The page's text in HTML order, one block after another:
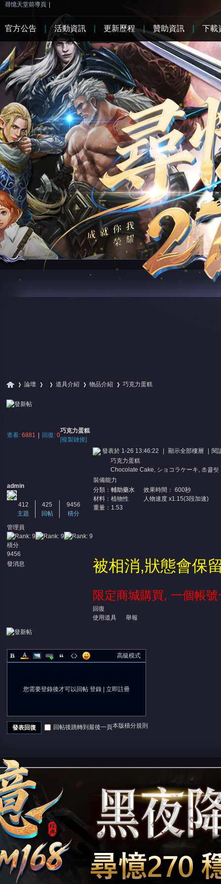
尋憶天堂前導頁
憶
堂
論壇 道具介紹
›
物品介紹 巧克力蛋糕
查看: 6881 回復: 0
巧克力蛋糕
[複製鏈接]
admin
412
主題
425
回帖
9456
積分
管理員
積分
9456
發消息
發表於 1-26 13:46:22 顯示全部樓層
閱
巧克力蛋糕
Chocolate Cake, ショコラケーキ, 초콜릿
裝備能力
分類： 輔助藥水
材料：植物性
重量：1.53
效果時間： 600秒
人物速度 x1.15(3段加速)
被相消,狀態會保
限定商城購買, 一個帳
回復
使用道具
舉報
高級模式
您需要登錄後才可以回帖 登錄| 立即註冊
本版積分規則
發表回復 回帖後跳轉到最後一頁